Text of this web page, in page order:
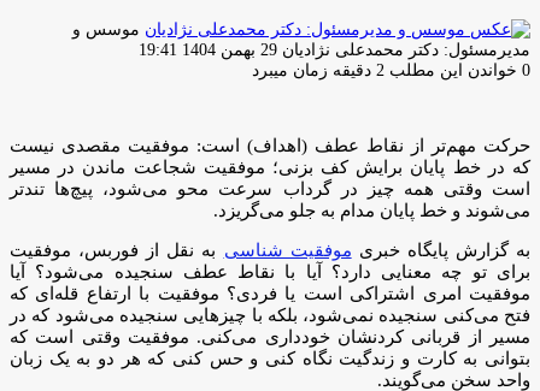
موسس و
مدیرمسئول: دکتر محمدعلی نژادیان ارسال
ایمیل
29 بهمن 1404 19:41
0 خواندن این مطلب 2 دقیقه زمان میبرد
حرکت مهم‌تر از نقاط عطف (اهداف) است: موفقیت مقصدی نیست
که در خط پایان برایش کف بزنی؛ موفقیت شجاعت ماندن در مسیر
است وقتی همه چیز در گرداب سرعت محو می‌شود، پیچ‌ها تندتر
می‌شوند و خط پایان مدام به جلو می‌گریزد.
به گزارش پایگاه خبری موفقیت شناسی به نقل از فوربس، موفقیت
برای تو چه معنایی دارد؟ آیا با نقاط عطف سنجیده می‌شود؟ آیا
موفقیت امری اشتراکی است یا فردی؟ موفقیت با ارتفاع قله‌ای که
فتح می‌کنی سنجیده نمی‌شود، بلکه با چیزهایی سنجیده می‌شود که در
مسیر از قربانی کردنشان خودداری می‌کنی. موفقیت وقتی است که
بتوانی به کارت و زندگیت نگاه کنی و حس کنی که هر دو به یک زبان
واحد سخن می‌گویند.